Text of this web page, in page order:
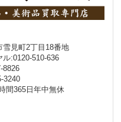
雪見町2丁目18番地
ル:0120-510-636
8826
3240
間365日年中無休